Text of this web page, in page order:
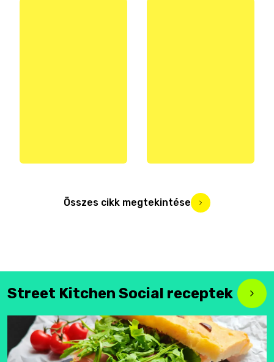
Összes cikk megtekintése
Street Kitchen Social receptek